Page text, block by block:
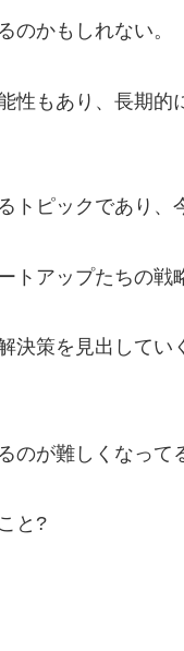
のかもしれない。
性もあり、長期的
ピックであり、
アップたちの戦
策を見出してい
のが難しくなって
と?